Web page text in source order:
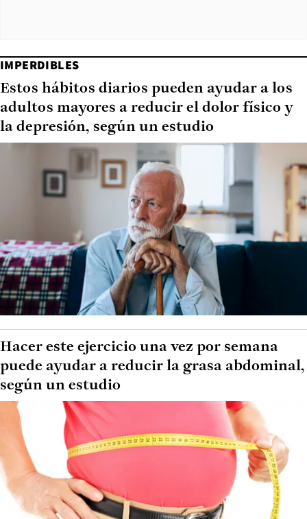
IMPERDIBLES
Estos hábitos diarios pueden ayudar a los
adultos mayores a reducir el dolor físico y
la depresión, según un estudio
Hacer este ejercicio una vez por semana
puede ayudar a reducir la grasa abdominal,
según un estudio